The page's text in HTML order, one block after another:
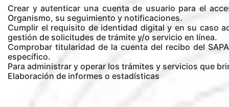
Crear y autenticar una cuenta de usuario para el
Organismo, su seguimiento y notificaciones.
Cumplir el requisito de identidad digital y en su caso
gestión de solicitudes de trámite y/o servicio en línea.
Comprobar titularidad de la cuenta del recibo del
específico.
Para administrar y operar los trámites y servicios que
Elaboración de informes o estadísticas